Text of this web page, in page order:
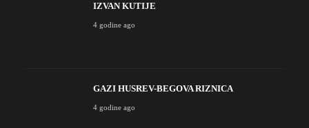
IZVAN KUTIJE
4 godine ago
GAZI HUSREV-BEGOVA RIZNICA
4 godine ago